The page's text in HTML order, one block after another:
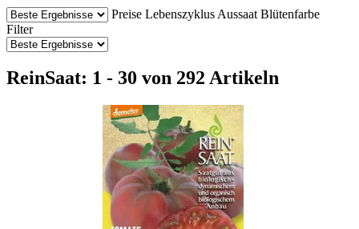
Preise Lebenszyklus Aussaat Blütenfarbe
Filter
ReinSaat: 1 - 30 von 292 Artikeln